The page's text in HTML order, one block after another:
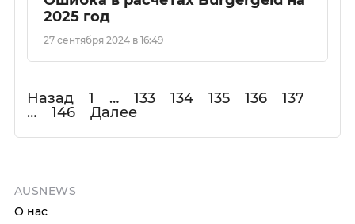
2025 год
27 сентября 2024 в 16:49
Назад 1 … 133 134 135 136
137
…
146 Далее
AUSNEWS
О нас